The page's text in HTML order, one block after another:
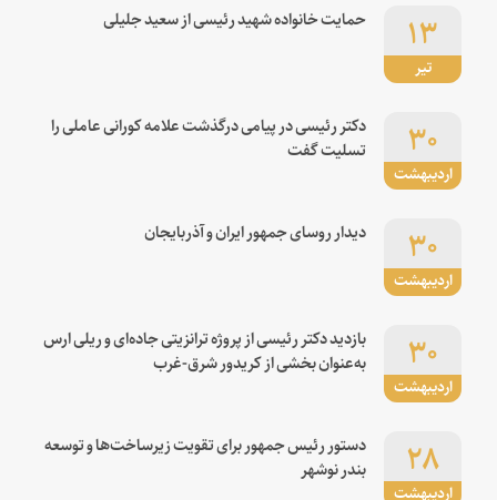
تیر
۱۳ حمایت خانواده شهید رئیسی از سعید جلیلی
اردیبهشت
۳۰
دکتر رئیسی در پیامی درگذشت علامه کورانی عاملی را
تسلیت گفت
اردیبهشت
۳۰ دیدار روسای جمهور ایران و آذربایجان
اردیبهشت
۳۰
بازدید دکتر رئیسی از پروژه ترانزیتی جاده‌ای و ریلی ارس
به‌عنوان بخشی از کریدور شرق-غرب
اردیبهشت
۲۸
دستور رئیس جمهور برای تقویت زیرساخت‌ها و توسعه
بندر نوشهر